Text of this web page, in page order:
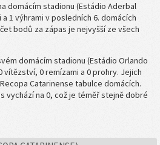
domácím stadionu (Estádio Aderbal
1 výhrami v posledních 6. domácích
bodů za zápas je nejvyšší ze všech
domácím stadionu (Estádio Orlando
vítězství, 0 remízami a 0 prohry. Jejich
Catarinense tabulce domácích.
vychází na 0, což je téměř stejně dobré